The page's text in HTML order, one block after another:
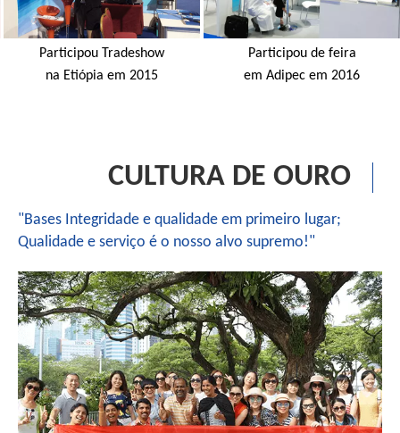
Participou Tradeshow
na Etiópia em 2015
Participou de feira
em Adipec em 2016
CULTURA DE OURO
"Bases Integridade e qualidade em primeiro lugar;
Qualidade e serviço é o nosso alvo supremo!"